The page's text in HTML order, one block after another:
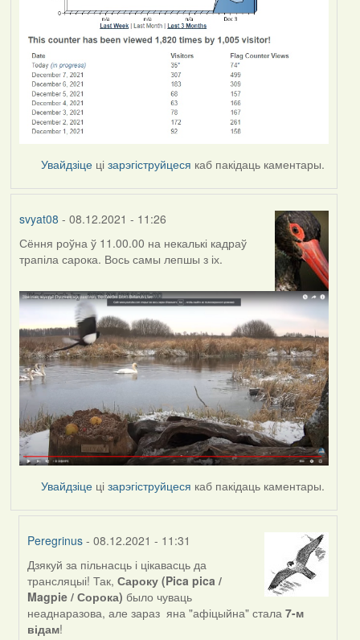
Увайдзіце цізарэгіструйцеся каб пакідаць каментары.
svyat08 - 08.12.2021 - 11:26
Сёння роўна ў 11.00.00 на некалькі кадраў
трапіла сарока. Вось самы лепшы з іх.
Увайдзіце цізарэгіструйцеся каб пакідаць каментары.
Peregrinus - 08.12.2021 - 11:31
In
reply
to
by
svyat08
Дзякуй за пільнасць і цікавасць да
трансляцыі! Так,Сароку (Pica pica /
Magpie / Сорока) было чуваць
неаднаразова, але зараз яна "афіцыйна" стала7-м
відам!